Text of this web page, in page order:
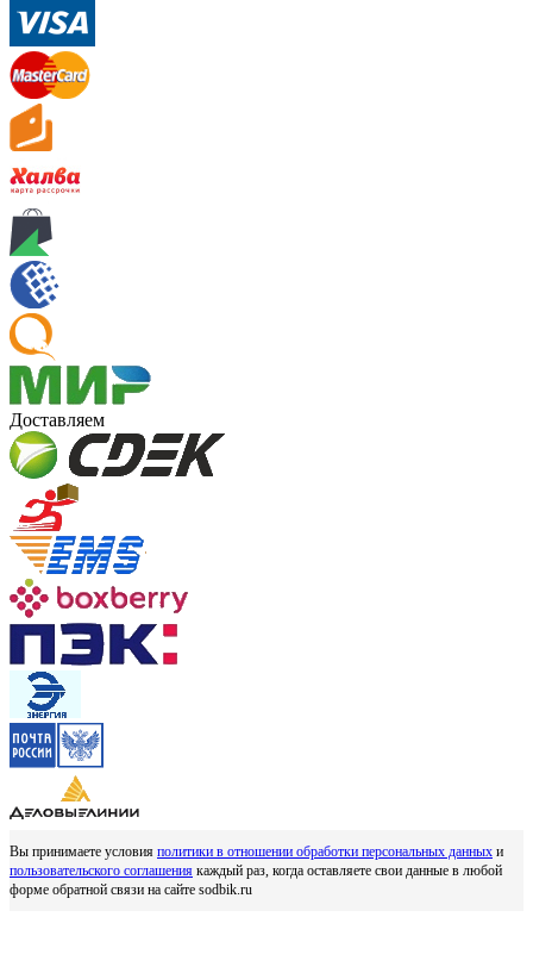
Доставляем
Вы принимаете условия политики в отношении обработки персональных данных и
пользовательского соглашения каждый раз, когда оставляете свои данные в любой
форме обратной связи на сайте sodbik.ru